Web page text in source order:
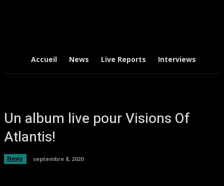
Accueil News Live Reports Interviews
Un album live pour Visions Of
Atlantis!
News septembre 8, 2020